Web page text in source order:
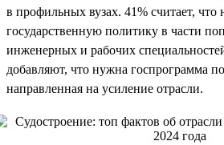
в профильных вузах. 41% считает,
государственную политику в части
инженерных и рабочих
добавляют, что нужна госпрограмма
направленная на усиление отрасли.